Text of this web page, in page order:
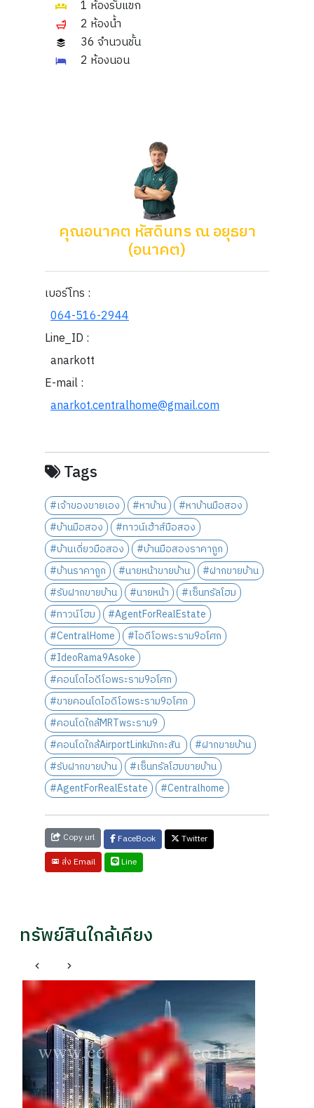
1 ห้องรับแขก
2 ห้องน้ำ
36 จำนวนชั้น
2 ห้องนอน
คุณอนาคต หัสดินทร ณ อยุธยา
(อนาคต)
เบอร์โทร :
064-516-2944
Line_ID :
anarkott
E-mail :
anarkot.centralhome@gmail.com
Tags
#เจ้าของขายเอง #หาบ้าน
#หาบ้านมือสอง
#บ้านมือสอง
#ทาวน์เฮ้าส์มือสอง
#บ้านเดี่ยวมือสอง
#บ้านมือสองราคาถูก
#บ้านราคาถูก
#นายหน้าขายบ้าน
#ฝากขายบ้าน
#รับฝากขายบ้าน
#นายหน้า
#เซ็นทรัลโฮม
#ทาวน์โฮม
#AgentForRealEstate
#CentralHome
#ไอดีโอพระราม9อโศก
#IdeoRama9Asoke
#คอนโดไอดีโอพระราม9อโศก
#ขายคอนโดไอดีโอพระราม9อโศก
#คอนโดใกล้MRTพระราม9
#คอนโดใกล้AirportLinkมักกะสัน
#ฝากขายบ้าน
#รับฝากขายบ้าน
#เซ็นทรัลโฮมขายบ้าน
#AgentForRealEstate
#Centralhome
Copy url FaceBook
Twitter
ส่ง Email
Line
ทรัพย์สินใกล้เคียง
ดินแดง กรุงเทพมหานคร
อาคารพาณิชย์ 4 ชั้น ซอยโพธิ์ปั้น หลังฟอร์จูนทาวน์ ถนน
อโศก - ดินแดง
ราคา
฿ 9,000,000
มาร์ค / 088xxxxx25